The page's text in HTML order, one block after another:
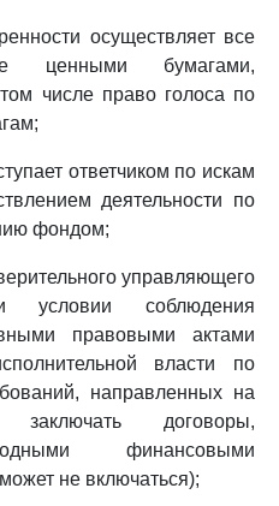
осуществляет все
ценными бумагами,
числе право голоса по
ответчиком по искам
деятельности по
фондом;
управляющего
соблюдения
правовыми актами
власти по
направленных на
заключать договоры,
финансовыми
не включаться);